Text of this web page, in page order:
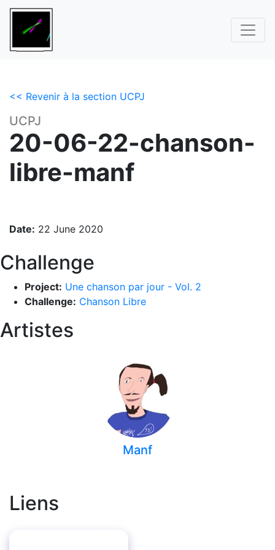
<< Revenir à la section UCPJ
UCPJ
20-06-22-chanson-
libre-manf
Date: 22 June 2020
Challenge
Project: Une chanson par jour - Vol. 2
Challenge: Chanson Libre
Artistes
Manf
Liens